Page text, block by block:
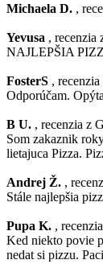
Michaela D. ,
Yevusa , recenzia
NAJLEPŠIA
FosterS ,
Odporúčam.
B U. , recenzia z
Som zakaznik
lietajuca Pizza.
Andrej Ž. ,
Stále najlepšia
Pupa K. ,
Ked niekto povie
nedat si pizzu.